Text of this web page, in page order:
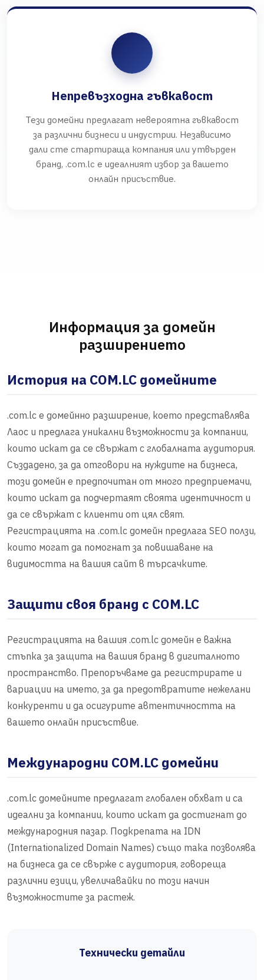
Непревъзходна гъвкавост
Тези домейни предлагат невероятна гъвкавост
за различни бизнеси и индустрии. Независимо
дали сте стартираща компания или утвърден
бранд, .com.lc е идеалният избор за вашето
онлайн присъствие.
Информация за домейн
разширението
История на COM.LC домейните
.com.lc е домейнно разширение, което представлява
Лаос и предлага уникални възможности за компании,
които искат да се свържат с глобалната аудитория.
Създадено, за да отговори на нуждите на бизнеса,
този домейн е предпочитан от много предприемачи,
които искат да подчертаят своята идентичност и
да се свържат с клиенти от цял свят.
Регистрацията на .com.lc домейн предлага SEO ползи,
които могат да помогнат за повишаване на
видимостта на вашия сайт в търсачките.
Защити своя бранд с COM.LC
Регистрацията на вашия .com.lc домейн е важна
стъпка за защита на вашия бранд в дигиталното
пространство. Препоръчваме да регистрирате и
вариации на името, за да предотвратите нежелани
конкуренти и да осигурите автентичността на
вашето онлайн присъствие.
Международни COM.LC домейни
.com.lc домейните предлагат глобален обхват и са
идеални за компании, които искат да достигнат до
международния пазар. Подкрепата на IDN
(Internationalized Domain Names) също така позволява
на бизнеса да се свърже с аудитория, говореща
различни езици, увеличавайки по този начин
възможностите за растеж.
Технически детайли